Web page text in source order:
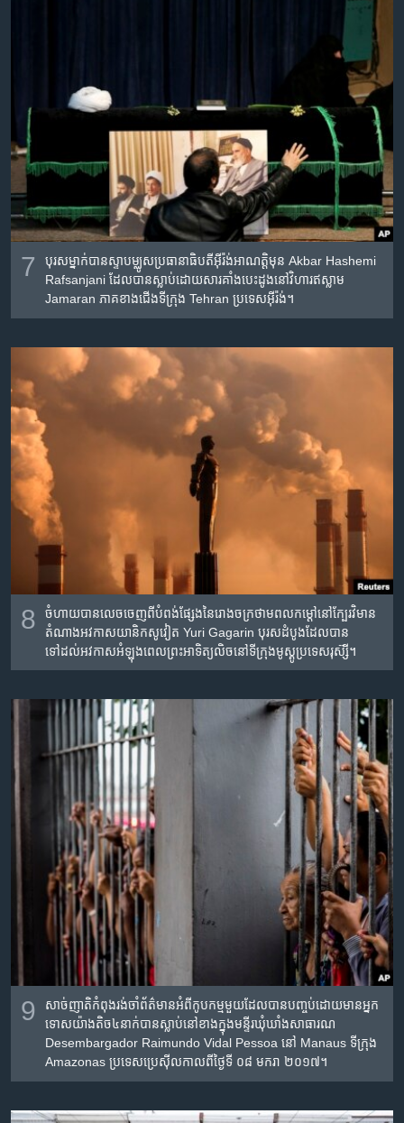
7
បុរស​ម្នាក់​បាន​ស្ទាប​ម្ឈូស​ប្រធានាធិបតីអ៊ីរ៉ង់​​អាណត្តិ​មុន Akbar Hashemi
Rafsanjani ដែល​បាន​ស្លាប់​ដោយសារ​គាំង​បេះ​ដូង​នៅវិហារ​ឥស្លាម​​
Jamaran ភាគខាង​ជើង​ទីក្រុង Tehran ប្រទេស​អ៊ីរ៉ង់។
8
ចំហាយ​បាន​លេច​ចេញ​ពី​បំពង់​ផ្សែង​នៃ​រោង​ចក្រ​ថាមពល​កម្តៅ​នៅ​ក្បែរវិមាន​
តំណាង​អវកាស​យានិក​សូវៀត​ Yuri Gagarin បុរ​ស​ដំបូង​ដែល​បាន​
ទៅដល់អវកាសអំឡុង​ពេល​ព្រះអាទិត្យ​លិច​នៅ​ទីក្រុង​មូស្គូ​ប្រទេស​រុស៊្សី។
9
សាច់ញាតិ​កំពុង​រង់​ចាំ​ព័ត៌មាន​អំពី​កូបកម្ម​មួយ​ដែល​បាន​បញ្ចប់​ដោយ​មាន​អ្នក​
ទោស​យ៉ាង​តិច​៤​នាក់​បាន​ស្លាប់​នៅ​ខាង​ក្នុង​មន្ទីរឃុំឃាំង​សាធារណ
Desembargador Raimundo Vidal Pessoa នៅ Manaus ទីក្រុង​
Amazonas ប្រទេស​ប្រេស៊ីល​កាល​ពី​ថ្ងៃទី ០៨ មករា ២០១៧។